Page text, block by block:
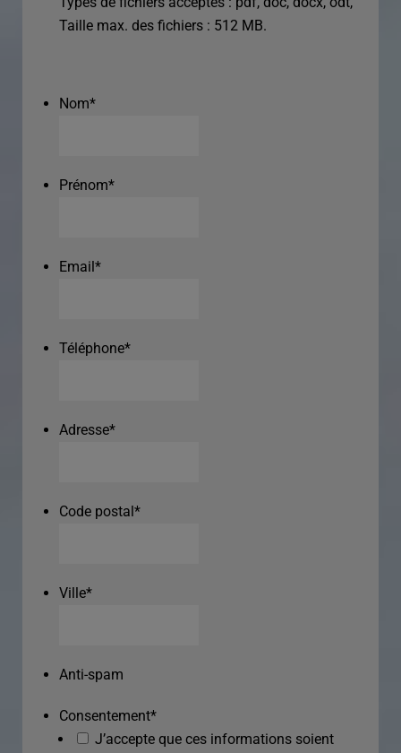
Taille max. des fichiers : 512 MB.
Nom*
Prénom*
Email*
Téléphone*
Adresse*
Code postal*
Ville*
Anti-spam
Consentement*
J’accepte que ces informations soient